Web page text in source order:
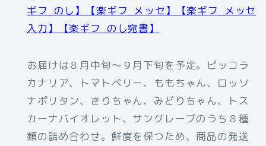
ギフ_のし】【楽ギフ_メッセ】【楽ギフ_メッセ
入力】【楽ギフ_のし宛書】
お届けは８月中旬～９月下旬を予定。ピッコラ
カナリア、トマトベリー、ももちゃん、ロッソ
ナポリタン、きりちゃん、みどりちゃん、トス
カーナバイオレット、サングレープのうち８種
類の詰め合わせ。鮮度を保つため、商品の発送